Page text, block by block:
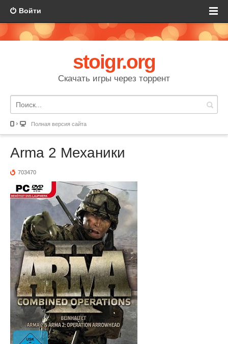
Войти
stoigr.org
Скачать игры через торрент
Полная версия сайта
Arma 2 Механики
703470